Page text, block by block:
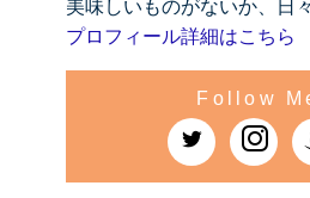
美味しいものがないか、日
プロフィール詳細はこちら